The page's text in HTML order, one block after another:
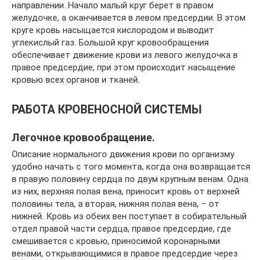
направлении. Начало малый круг берет в правом
желудочке, а оканчивается в левом предсердии. В этом
круге кровь насыщается кислородом и выводит
углекислый газ. Большой круг кровообращения
обеспечивает движение крови из левого желудочка в
правое предсердие, при этом происходит насыщение
кровью всех органов и тканей.
РАБОТА КРОВЕНОСНОЙ СИСТЕМЫ
Легочное кровообращение.
Описание нормального движения крови по организму
удобно начать с того момента, когда она возвращается
в правую половину сердца по двум крупным венам. Одна
из них, верхняя полая вена, приносит кровь от верхней
половины тела, а вторая, нижняя полая вена, – от
нижней. Кровь из обеих вен поступает в собирательный
отдел правой части сердца, правое предсердие, где
смешивается с кровью, приносимой коронарными
венами, открывающимися в правое предсердие через